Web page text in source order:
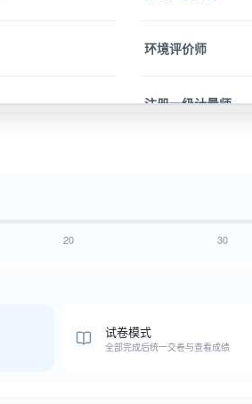
环境评价师
注册一级计量师
20 30
试卷模式
全部完成后统一交卷与查看成绩